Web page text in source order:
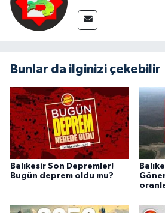
Bunlar da ilginizi çekebilir
Balıkesir Son Depremler!
Bugün deprem oldu mu?